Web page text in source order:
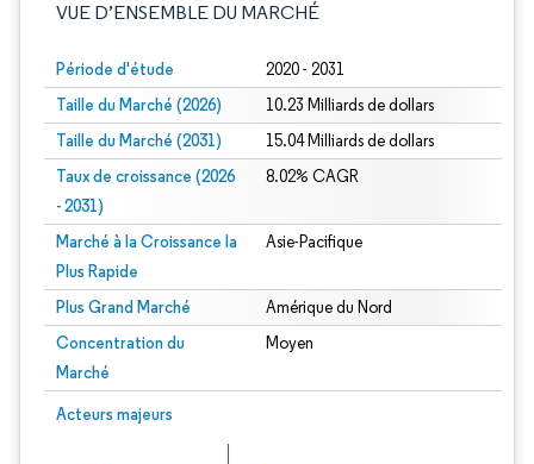
VUE D’ENSEMBLE DU MARCHÉ
Période d'étude 2020 - 2031
Taille du Marché (2026) 10.23 Milliards de dollars
Taille du Marché (2031) 15.04 Milliards de dollars
Taux de croissance (2026
- 2031)
8.02% CAGR
Marché à la Croissance la
Plus Rapide
Asie-Pacifique
Plus Grand Marché Amérique du Nord
Concentration du
Marché
Moyen
Acteurs majeurs
Image © Mordor Intelligence. La réutilisation nécessite une attribution sous CC